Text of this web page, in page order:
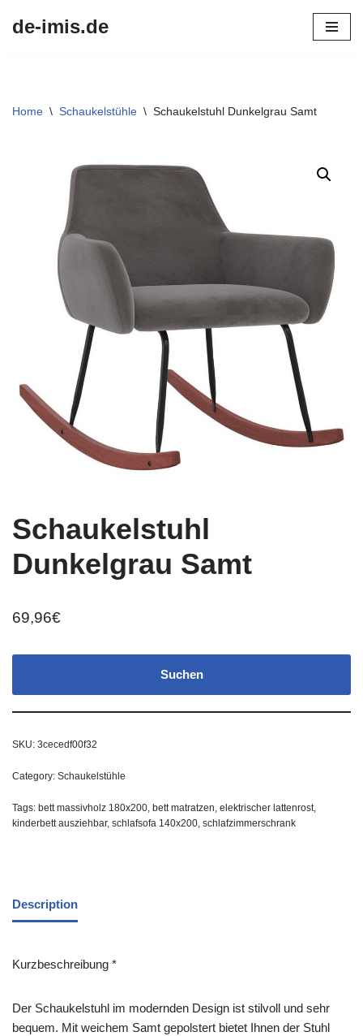
de-imis.de
Home \ Schaukelstühle \ Schaukelstuhl Dunkelgrau Samt
Schaukelstuhl
Dunkelgrau Samt
69,96€
Suchen
SKU: 3cecedf00f32
Category: Schaukelstühle
Tags: bett massivholz 180x200, bett matratzen, elektrischer lattenrost,
kinderbett ausziehbar, schlafsofa 140x200, schlafzimmerschrank
Description
Kurzbeschreibung *
Der Schaukelstuhl im modernden Design ist stilvoll und sehr
bequem. Mit weichem Samt gepolstert bietet Ihnen der Stuhl